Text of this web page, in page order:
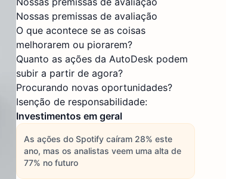
Nossas premissas de avaliação
O que acontece se as coisas
melhorarem ou piorarem?
Quanto as ações da AutoDesk podem
subir a partir de agora?
Procurando novas oportunidades?
Isenção de responsabilidade:
Investimentos em geral
As ações do Spotify caíram 28% este
ano, mas os analistas veem uma alta de
77% no futuro